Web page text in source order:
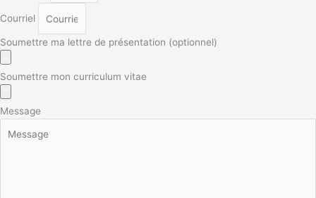
Courriel
Soumettre ma lettre de présentation (optionnel)
Soumettre mon curriculum vitae
Message